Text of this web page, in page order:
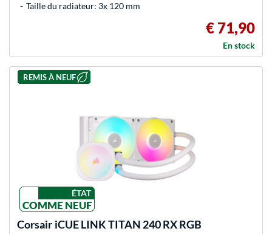
Taille du radiateur: 3x 120 mm
€ 71,90
En stock
REMIS À NEUF
ÉTAT
COMME NEUF
Corsair iCUE LINK TITAN 240 RX RGB